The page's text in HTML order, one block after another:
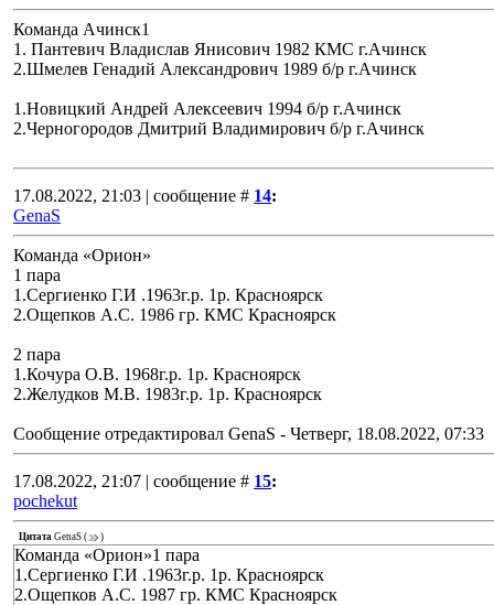
Команда Ачинск1
1. Пантевич Владислав Янисович 1982 КМС г.Ачинск
2.Шмелев Генадий Александрович 1989 б/р г.Ачинск
1.Новицкий Андрей Алексеевич 1994 б/р г.Ачинск
2.Черногородов Дмитрий Владимирович б/р г.Ачинск
17.08.2022, 21:03 | сообщение # 14:
GenaS
Команда «Орион»
1 пара
1.Сергиенко Г.И .1963г.р. 1р. Красноярск
2.Ощепков А.С. 1986 гр. КМС Красноярск
2 пара
1.Кочура О.В. 1968г.р. 1р. Красноярск
2.Желудков М.В. 1983г.р. 1р. Красноярск
Сообщение отредактировал GenaS - Четверг, 18.08.2022, 07:33
17.08.2022, 21:07 | сообщение # 15:
pochekut
Цитата GenaS ( )
Команда «Орион»1 пара
1.Сергиенко Г.И .1963г.р. 1р. Красноярск
2.Ощепков А.С. 1987 гр. КМС Красноярск